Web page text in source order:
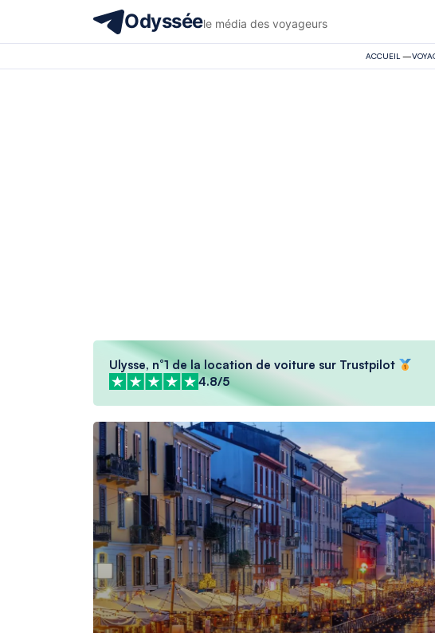
Odysséele média des voyageurs
ACCUEIL —
Ulysse, n°1 de la location de voiture sur Trustpilot
4.8/5